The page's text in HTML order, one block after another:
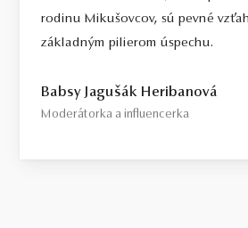
rodinu Mikušovcov, sú pevné
základným pilierom úspechu.
Babsy Jagušák Heribanová
Moderátorka a influencerka